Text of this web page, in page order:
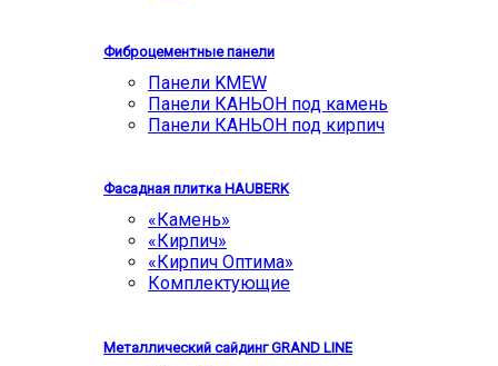
Фиброцементные панели
Панели KMEW
Панели КАНЬОН под камень
Панели КАНЬОН под кирпич
Фасадная плитка HAUBERK
«Камень»
«Кирпич»
«Кирпич Оптима»
Комплектующие
Металлический сайдинг GRAND LINE